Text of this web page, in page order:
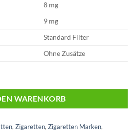
8 mg
9 mg
Standard Filter
Ohne Zusätze
WARENKORB
, Zigaretten, Zigaretten Marken,